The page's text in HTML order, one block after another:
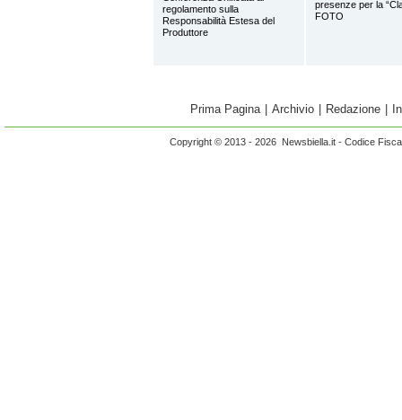
regolamento sulla
Responsabilità Estesa del
Produttore
presenze per la
FOTO
Prima Pagina | Archivio | Redazione |
Copyright © 2013 - 2026 Newsbiella.it - Codice